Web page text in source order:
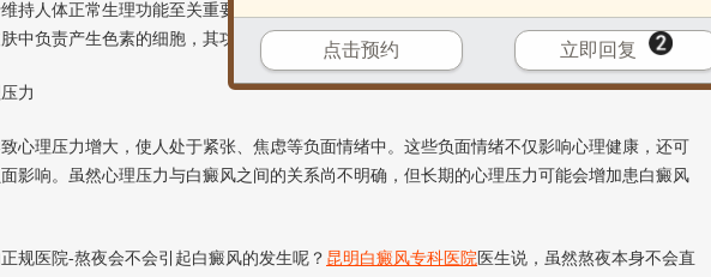
人体正常生理功能至关重要。熬夜可能导致内分泌系统紊乱，影响黑色素细胞的正常功
中负责产生色素的细胞，其功能异常可能导致皮肤色素脱失，从而
引发白癜风。
力
理压力增大，使人处于紧张、焦虑等负面情绪中。这些负面情绪不仅影响心理健康，还可
影响。虽然心理压力与白癜风之间的关系尚不明确，但长期的心理压力可能会增加患白癜风
医院-熬夜会不会引起白癜风的发生呢？ 昆明白癜风专科医院 医生说，虽然熬夜本身不会直
点击预约 立即回复